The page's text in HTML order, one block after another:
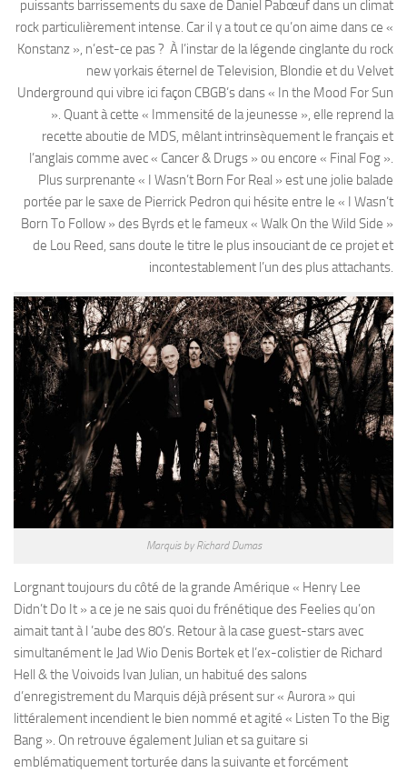
puissants barrissements du saxe de Daniel Pabœuf dans un climat
rock particulièrement intense. Car il y a tout ce qu’on aime dans ce «
Konstanz », n’est-ce pas ? À l’instar de la légende cinglante du rock
new yorkais éternel de Television, Blondie et du Velvet
Underground qui vibre ici façon CBGB’s dans « In the Mood For Sun
». Quant à cette « Immensité de la jeunesse », elle reprend la
recette aboutie de MDS, mêlant intrinsèquement le français et
l’anglais comme avec « Cancer & Drugs » ou encore « Final Fog ».
Plus surprenante « I Wasn’t Born For Real » est une jolie balade
portée par le saxe de Pierrick Pedron qui hésite entre le « I Wasn’t
Born To Follow » des Byrds et le fameux « Walk On the Wild Side »
de Lou Reed, sans doute le titre le plus insouciant de ce projet et
incontestablement l’un des plus attachants.
Marquis by Richard Dumas
Lorgnant toujours du côté de la grande Amérique « Henry Lee
Didn’t Do It » a ce je ne sais quoi du frénétique des Feelies qu’on
aimait tant à l ’aube des 80’s. Retour à la case guest-stars avec
simultanément le Jad Wio Denis Bortek et l’ex-colistier de Richard
Hell & the Voivoids Ivan Julian, un habitué des salons
d’enregistrement du Marquis déjà présent sur « Aurora » qui
littéralement incendient le bien nommé et agité « Listen To the Big
Bang ». On retrouve également Julian et sa guitare si
emblématiquement torturée dans la suivante et forcément